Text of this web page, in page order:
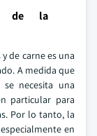
de la
de carne es una
A medida que
necesita una
particular para
Por lo tanto, la
en